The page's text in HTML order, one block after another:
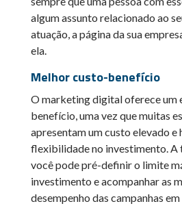
algum assunto relacionado ao
atuação, a página da sua
ela.
Melhor custo-benefício
O marketing digital oferece um
benefício, uma vez que muitas
apresentam um custo elevado e
flexibilidade no investimento. A
você pode pré-definir o limite
investimento e acompanhar as
desempenho das campanhas